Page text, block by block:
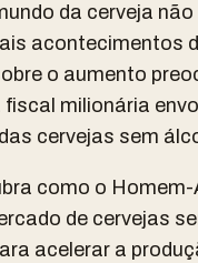
da cerveja
acontecimentos
o aumento
milionária
cervejas sem
como o
de cervejas
acelerar a